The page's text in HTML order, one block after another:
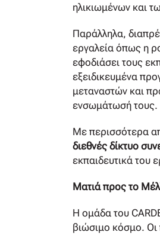
ηλικιωμένων και
Παράλληλα,
εργαλεία όπως η
εφοδιάσει τους
εξειδικευμένα
μεταναστών και
ενσωμάτωσή τους.
Με περισσότερα
διεθνές δίκτυο
εκπαιδευτικά του
Ματιά προς το
Η ομάδα του
βιώσιμο κόσμο. Οι